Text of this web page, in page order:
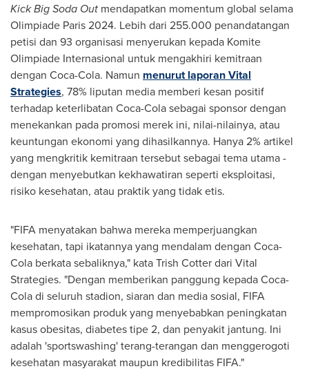
Kick Big Soda Out mendapatkan momentum global selama
Olimpiade Paris 2024. Lebih dari 255.000 penandatangan
petisi dan 93 organisasi menyerukan kepada Komite
Olimpiade Internasional untuk mengakhiri kemitraan
dengan Coca-Cola. Namun menurut laporan Vital
Strategies, 78% liputan media memberi kesan positif
terhadap keterlibatan Coca-Cola sebagai sponsor dengan
menekankan pada promosi merek ini, nilai-nilainya, atau
keuntungan ekonomi yang dihasilkannya. Hanya 2% artikel
yang mengkritik kemitraan tersebut sebagai tema utama -
dengan menyebutkan kekhawatiran seperti eksploitasi,
risiko kesehatan, atau praktik yang tidak etis.
"FIFA menyatakan bahwa mereka memperjuangkan
kesehatan, tapi ikatannya yang mendalam dengan Coca-
Cola berkata sebaliknya," kataTrish Cotterdari Vital
Strategies. "Dengan memberikan panggung kepada Coca-
Cola di seluruh stadion, siaran dan media sosial, FIFA
mempromosikan produk yang menyebabkan peningkatan
kasus obesitas, diabetes tipe 2, dan penyakit jantung. Ini
adalah 'sportswashing' terang-terangan dan menggerogoti
kesehatan masyarakat maupun kredibilitas FIFA."